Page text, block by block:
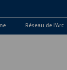
Réseau de l'Arc